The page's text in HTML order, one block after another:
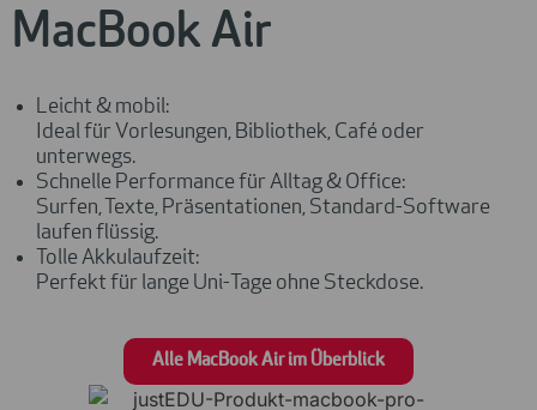
MacBook Air
Leicht & mobil:
Ideal für Vorlesungen, Bibliothek, Café oder
unterwegs.
Schnelle Performance für Alltag & Office:
Surfen, Texte, Präsentationen, Standard-Software
laufen flüssig.
Tolle Akkulaufzeit:
Perfekt für lange Uni-Tage ohne Steckdose.
Alle MacBook Air im Überblick